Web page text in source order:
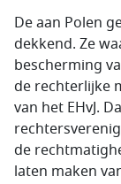
De aan Polen
dekkend. Ze
bescherming
de rechterlijke
van het EHvJ.
de
laten maken